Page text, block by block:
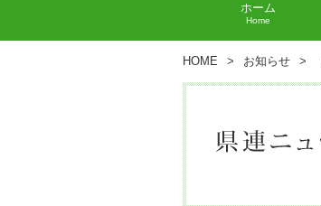
ホーム
Home
HOME > お知らせ >